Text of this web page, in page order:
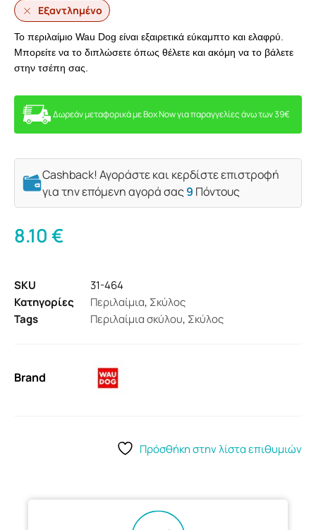
Εξαντλημένο
Το περιλαίμιο Wau Dog είναι εξαιρετικά εύκαμπτο και ελαφρύ.
Μπορείτε να το διπλώσετε όπως θέλετε και ακόμη να το βάλετε
στην τσέπη σας.
Δωρεάν μεταφορικά με Box Now για παραγγελίες άνω των 39€
Cashback! Αγοράστε και κερδίστε επιστροφή
για την επόμενη αγορά σας9 Πόντους
8.10€
SKU
31-464
Κατηγορίες
Περιλαίμια, Σκύλος
Tags
Περιλαίμια σκύλου, Σκύλος
Brand
Πρόσθήκη στην λίστα επιθυμιών